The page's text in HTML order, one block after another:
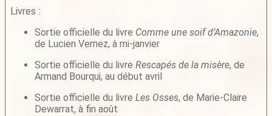
Livres :
Sortie officielle du livre Comme une soif d’Amazonie,
de Lucien Vernez, à mi-janvier
Sortie officielle du livre Rescapés de la misère, de
Armand Bourqui, au début avril
Sortie officielle du livre Les Osses, de Marie-Claire
Dewarrat, à fin août